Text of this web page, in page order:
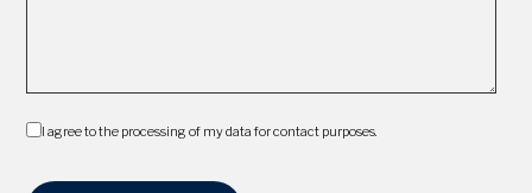
I agree to the processing of my data for contact purposes.